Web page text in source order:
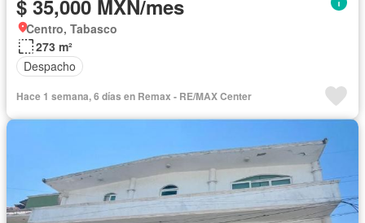
$ 35,000 MXN/mes
Centro, Tabasco
273 m²
Despacho
Hace 1 semana, 6 días en Remax - RE/MAX Center